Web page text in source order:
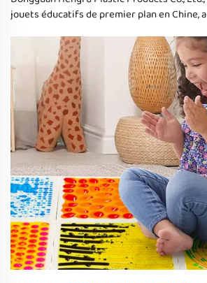
jouets éducatifs de premier plan en Chine,
progrès importants, couvrant avec succès
américain et européen.